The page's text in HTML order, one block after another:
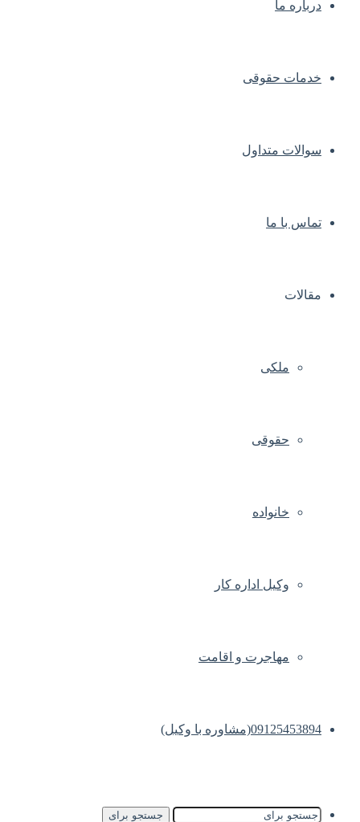
درباره ما
خدمات حقوقی
سوالات متداول
تماس با ما
مقالات
ملکی
حقوقی
خانواده
وکیل اداره کار
مهاجرت و اقامت
09125453894(مشاوره با وکیل)
جستجو برای